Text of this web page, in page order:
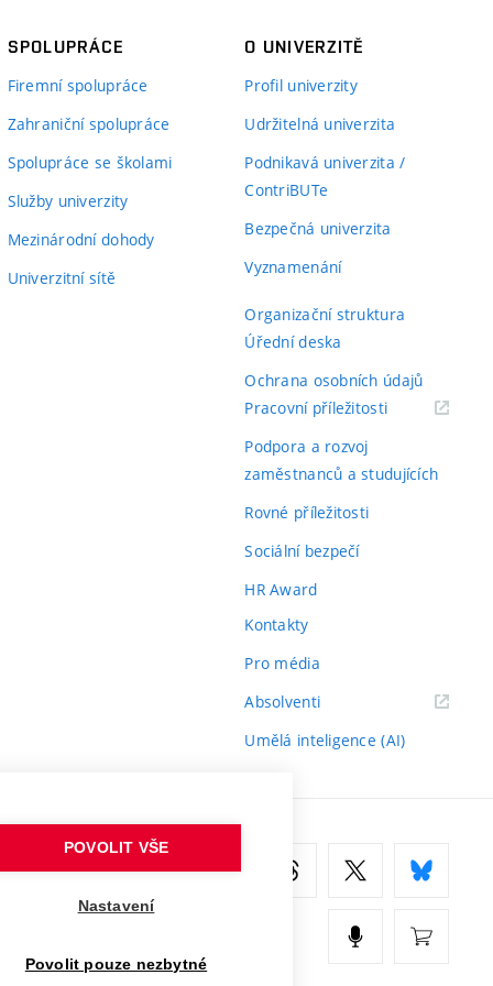
SPOLUPRÁCE
Firemní spolupráce
Zahraniční spolupráce
Spolupráce se školami
Služby univerzity
Mezinárodní dohody
Univerzitní sítě
O UNIVERZITĚ
Profil univerzity
Udržitelná univerzita
Podnikavá univerzita /
ContriBUTe
Bezpečná univerzita
Vyznamenání
Organizační struktura
Úřední deska
Ochrana osobních údajů
Pracovní příležitosti(externí
Podpora a rozvoj
zaměstnanců a studujících
Rovné příležitosti
Sociální bezpečí
HR Award
Kontakty
Pro média
Absolventi(externí
Umělá inteligence (AI)
POVOLIT VŠE
Nastavení
Povolit pouze nezbytné